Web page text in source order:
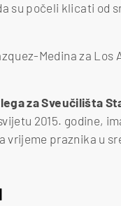
su počeli klicati od
Medina za Los
za Sveučilišta
2015. godine,
vrijeme praznika u